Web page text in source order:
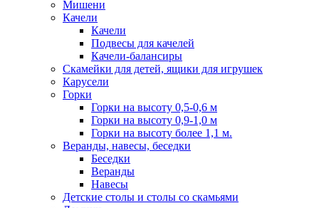
Мишени
Качели
Качели
Подвесы для качелей
Качели-балансиры
Скамейки для детей, ящики для игрушек
Карусели
Горки
Горки на высоту 0,5-0,6 м
Горки на высоту 0,9-1,0 м
Горки на высоту более 1,1 м.
Веранды, навесы, беседки
Беседки
Веранды
Навесы
Детские столы и столы со скамьями